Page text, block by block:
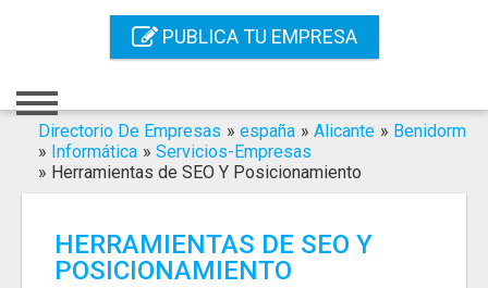
PUBLICA TU EMPRESA
Registro
Contacto
Servicios SEO
Directorio De Empresas » españa » Alicante » Benidorm
» Informática » Servicios-Empresas
» Herramientas de SEO Y Posicionamiento
HERRAMIENTAS DE SEO Y
POSICIONAMIENTO